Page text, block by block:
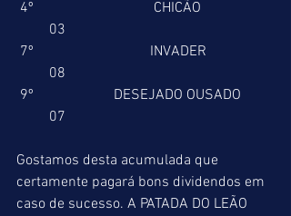
         03
         08
         07
Gostamos desta acumulada que
certamente pagará bons dividendos em
caso de sucesso. A PATADA DO LEÃO